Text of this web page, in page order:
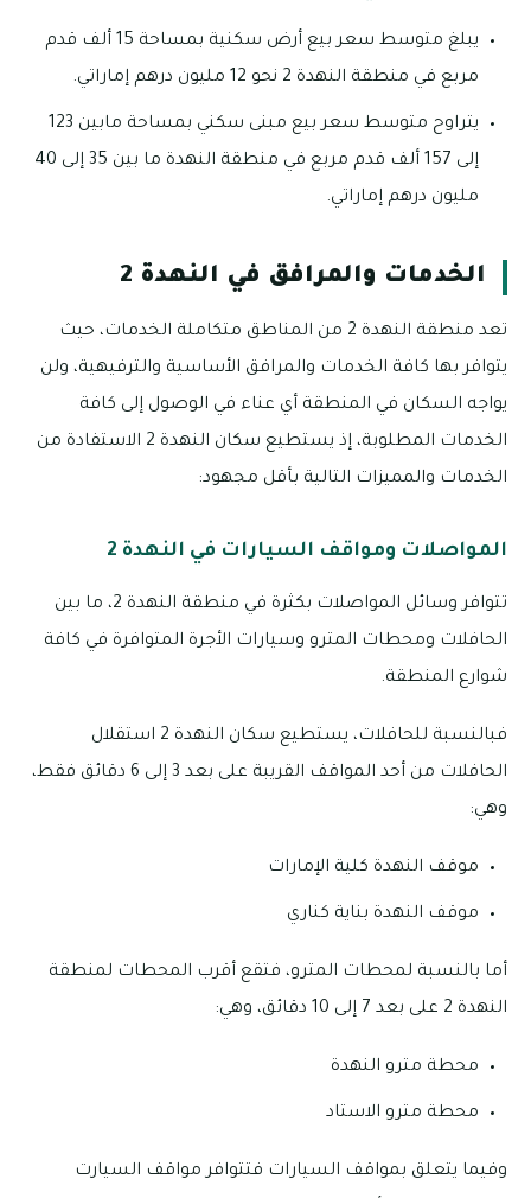
يبلغ متوسط سعر بيع أرض سكنية بمساحة 15 ألف قدم
مربع في منطقة النهدة 2 نحو 12 مليون درهم إماراتي.
يتراوح متوسط سعر بيع مبنى سكني بمساحة مابين 123
إلى 157 ألف قدم مربع في منطقة النهدة ما بين 35 إلى 40
مليون درهم إماراتي.
الخدمات والمرافق في النهدة 2
تعد منطقة النهدة 2 من المناطق متكاملة الخدمات، حيث
يتوافر بها كافة الخدمات والمرافق الأساسية والترفيهية، ولن
يواجه السكان في المنطقة أي عناء في الوصول إلى كافة
الخدمات المطلوبة، إذ يستطيع سكان النهدة 2 الاستفادة من
الخدمات والمميزات التالية بأقل مجهود:
المواصلات ومواقف السيارات في النهدة 2
تتوافر وسائل المواصلات بكثرة في منطقة النهدة 2، ما بين
الحافلات ومحطات المترو وسيارات الأجرة المتوافرة في كافة
شوارع المنطقة.
فبالنسبة للحافلات، يستطيع سكان النهدة 2 استقلال
الحافلات من أحد المواقف القريبة على بعد 3 إلى 6 دقائق فقط،
وهي:
موقف النهدة كلية الإمارات
موقف النهدة بناية كناري
أما بالنسبة لمحطات المترو، فتقع أقرب المحطات لمنطقة
النهدة 2 على بعد 7 إلى 10 دقائق، وهي:
محطة مترو النهدة
محطة مترو الاستاد
وفيما يتعلق بمواقف السيارات فتتوافر مواقف السيارت